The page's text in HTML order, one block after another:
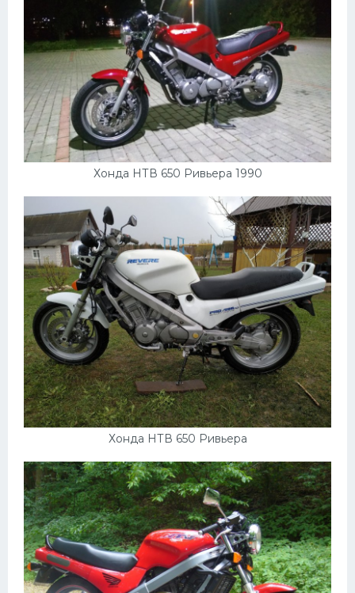
Хонда НТВ 650 Ривьера 1990
Хонда НТВ 650 Ривьера